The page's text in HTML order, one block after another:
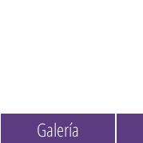
Galería